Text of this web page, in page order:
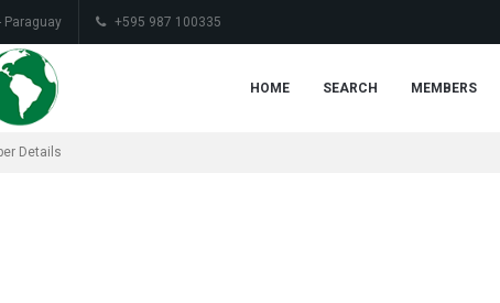
Paraguay +595 987 100335
HOME SEARCH MEMBERS
Details